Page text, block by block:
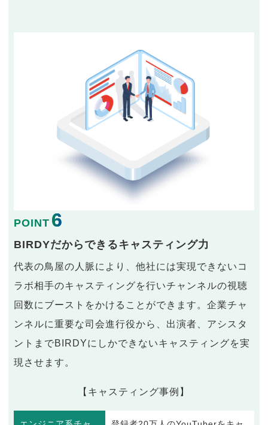
POINT 6
BIRDYだからできるキャスティング力
代表の鳥屋の人脈により、他社には実現できないコ
ラボ相手のキャスティングを行いチャンネルの視聴
回数にブーストをかけることができます。企業チャ
ンネルに重要な司会進行役から、出演者、アシスタ
ントまでBIRDYにしかできないキャスティングを実
現させます。
【キャスティング事例】